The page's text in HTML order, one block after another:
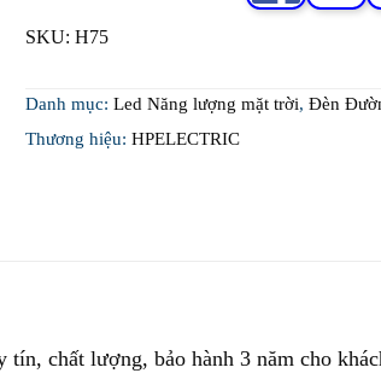
SKU: H75
Danh mục: Led Năng lượng mặt trời, Đèn
Thương hiệu: HPELECTRIC
chất lượng, bảo hành 3 năm cho